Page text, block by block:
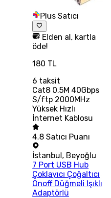
Plus Satıcı
Elden al, kartla
öde!
180 TL
6 taksit
Cat8 0.5M 40Gbps
S/ftp 2000MHz
Yüksek Hızlı
İnternet Kablosu
4.8 Satıcı Puanı
İstanbul, Beyoğlu
7 Port USB Hub
Çoklayıcı Çoğaltıcı
Onoff Düğmeli Işıklı
Adaptörlü